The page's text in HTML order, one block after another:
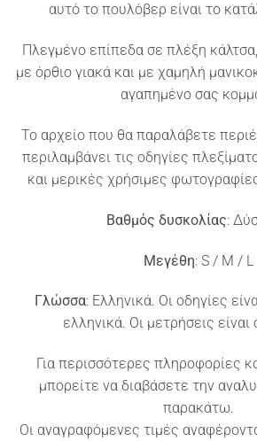
αυτό το πουλόβερ είναι το
Πλεγμένο επίπεδα σε πλέξη κάλτσα,
με όρθιο γιακά και με χαμηλή
αγαπημένο σας
To αρχείο που θα παραλάβετε
περιλαμβάνει τις οδηγίες
και μερικές χρήσιμες
Βαθμός δυσκολίας:
Μεγέθη: S / M / L
Γλώσσα: Ελληνικά. Οι οδηγίες
ελληνικά. Οι μετρήσεις
Για περισσότερες πληροφορίες
μπορείτε να διαβάσετε την
παρακάτω.
Οι αναγραφόμενες τιμές